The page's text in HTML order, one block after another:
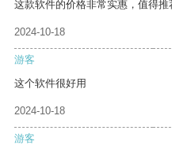
这款软件的价格非常实惠，值得推
2024-10-18
游客
这个软件很好用
2024-10-18
游客